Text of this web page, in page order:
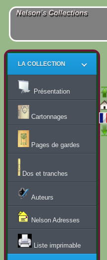
LA COLLECTION
Présentation
Cartonnages
Pages de gardes
Dos et tranches
Auteurs
Nelson Adresses
Liste imprimable